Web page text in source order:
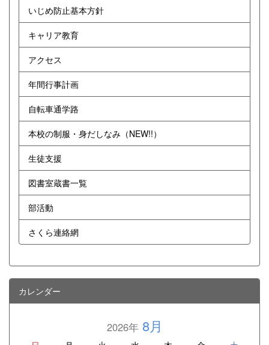
いじめ防止基本方針
キャリア教育
アクセス
年間行事計画
自転車通学路
本校の制服・身だしなみ（NEW!!）
生徒支援
図書室蔵書一覧
部活動
さくら連絡網
カレンダー
2026年8月